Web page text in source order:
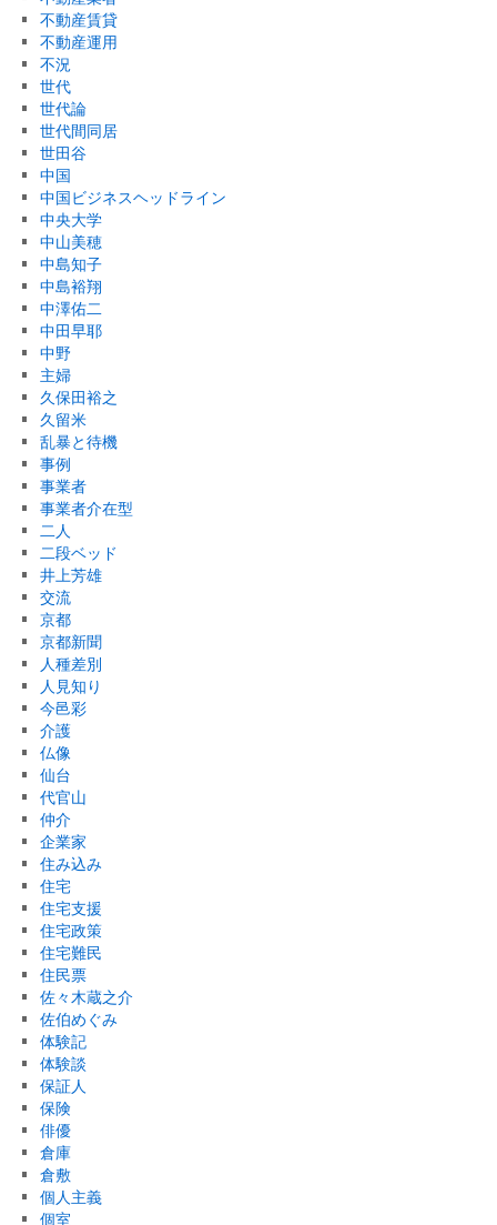
不動産賃貸
不動産運用
不況
世代
世代論
世代間同居
世田谷
中国
中国ビジネスヘッドライン
中央大学
中山美穂
中島知子
中島裕翔
中澤佑二
中田早耶
中野
主婦
久保田裕之
久留米
乱暴と待機
事例
事業者
事業者介在型
二人
二段ベッド
井上芳雄
交流
京都
京都新聞
人種差別
人見知り
今邑彩
介護
仏像
仙台
代官山
仲介
企業家
住み込み
住宅
住宅支援
住宅政策
住宅難民
住民票
佐々木蔵之介
佐伯めぐみ
体験記
体験談
保証人
保険
俳優
倉庫
倉敷
個人主義
個室